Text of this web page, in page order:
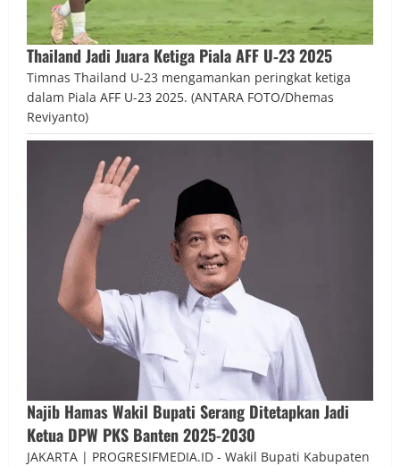
Thailand Jadi Juara Ketiga Piala AFF U‑23 2025
Timnas Thailand U-23 mengamankan peringkat ketiga
dalam Piala AFF U-23 2025. (ANTARA FOTO/Dhemas
Reviyanto)
Najib Hamas Wakil Bupati Serang Ditetapkan Jadi
Ketua DPW PKS Banten 2025-2030
JAKARTA | PROGRESIFMEDIA.ID - Wakil Bupati Kabupaten